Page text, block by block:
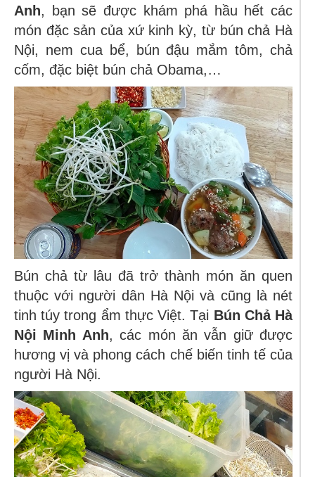
Anh, bạn sẽ được khám phá hầu hết các
món đặc sản của xứ kinh kỳ, từ bún chả Hà
Nội, nem cua bể, bún đậu mắm tôm, chả
cốm, đặc biệt bún chả Obama,…
Bún chả từ lâu đã trở thành món ăn quen
thuộc với người dân Hà Nội và cũng là nét
tinh túy trong ẩm thực Việt. Tại Bún Chả Hà
Nội Minh Anh, các món ăn vẫn giữ được
hương vị và phong cách chế biến tinh tế của
người Hà Nội.